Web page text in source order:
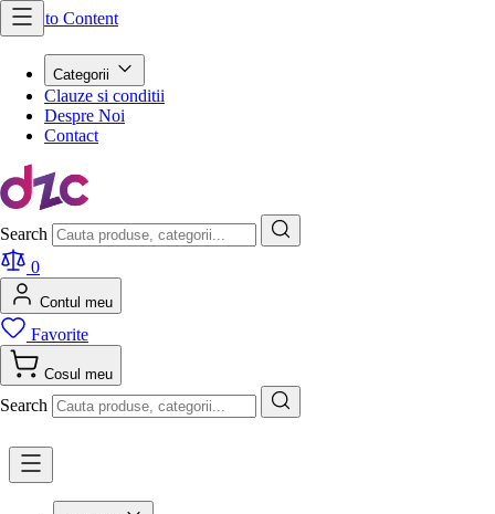
Skip to Content
Categorii
Clauze si conditii
Despre Noi
Contact
Search
0
Contul meu
Favorite
Cosul meu
Search